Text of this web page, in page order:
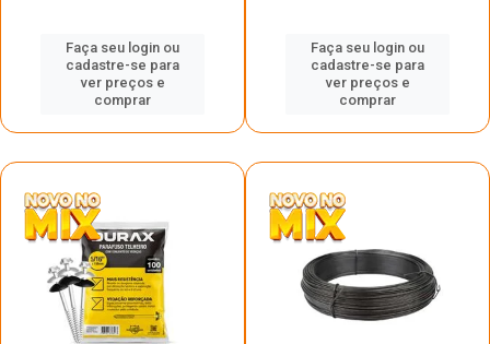
Faça seu login ou
cadastre-se para
ver preços e
comprar
Faça seu login ou
cadastre-se para
ver preços e
comprar